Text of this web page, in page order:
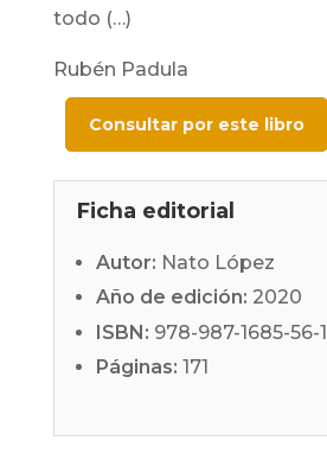
todo (…)
Rubén Padula
Consultar por este libro
Ficha editorial
Autor: Nato López
Año de edición: 2020
ISBN: 978-987-1685-56-1
Páginas: 171